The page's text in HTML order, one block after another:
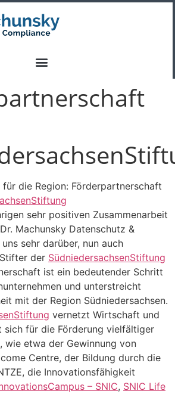
für die Region: Förderpartnerschaft
sehr positiven Zusammenarbeit
Machunsky Datenschutz &
sehr darüber, nun auch
der SüdniedersachsenStiftung
ist ein bedeutender Schritt
und unterstreicht
mit der Region Südniedersachsen.
vernetzt Wirtschaft und
sich für die Förderung vielfältiger
wie etwa der Gewinnung von
Centre, der Bildung durch die
die Innovationsfähigkeit
– SNIC, SNIC Life